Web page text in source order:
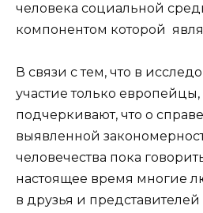
человека социальной
компонентом которой
В связи с тем, что в
участие только европейцы,
подчеркивают, что о
выявленной
человечества пока
настоящее время многие
в друзья и представителей